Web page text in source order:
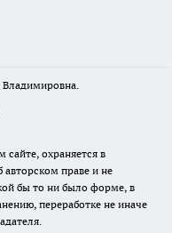
охраняется в
авторском праве и не
бы то ни было форме, в
переработке не иначе